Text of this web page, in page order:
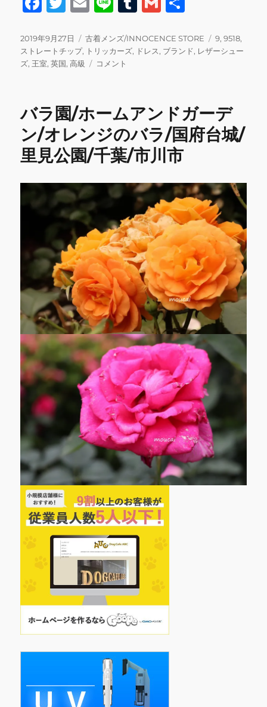
c
e
o
k
it
te
ai
l
e m
bl
ai
l
投
稿
日:
2019年9月27日
カ
テ
ゴ
古着メンズ/INNOCENCE STORE
タ
グ
9,9518,
ストレートチップ, トリッカーズ, ドレス, ブランド, レザーシュー
ズ, 王室,英国,高級
Tricker’s
ド
ス
シ
ュ
ト
ッ
カ
ー
ズ
英
国
高
級
ブ
ラ
ン
ド
9
に
コメント
バラ園/ホームアンドガーデ
ン/オレンジのバラ/国府台城/
里見公園/千葉/市川市